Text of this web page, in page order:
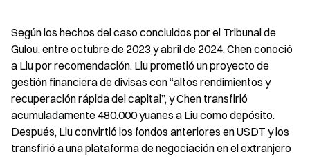
Según los hechos del caso concluidos por el Tribunal de
Gulou, entre octubre de 2023 y abril de 2024, Chen conoció
a Liu por recomendación. Liu prometió un proyecto de
gestión financiera de divisas con “altos rendimientos y
recuperación rápida del capital”, y Chen transfirió
acumuladamente 480.000 yuanes a Liu como depósito.
Después, Liu convirtió los fondos anteriores en USDT y los
transfirió a una plataforma de negociación en el extranjero